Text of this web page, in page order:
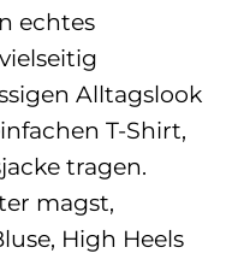
echtes
Alltagslook
T-Shirt,
tragen.
magst,
High Heels